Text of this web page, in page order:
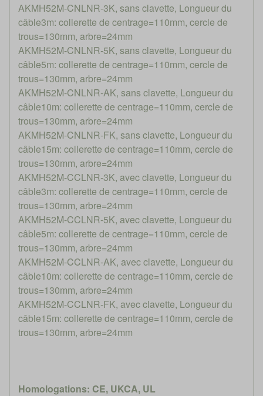
AKMH52M-CNLNR-3K, sans clavette, Longueur du
câble3m: collerette de centrage=110mm, cercle de
trous=130mm, arbre=24mm
AKMH52M-CNLNR-5K, sans clavette, Longueur du
câble5m: collerette de centrage=110mm, cercle de
trous=130mm, arbre=24mm
AKMH52M-CNLNR-AK, sans clavette, Longueur du
câble10m: collerette de centrage=110mm, cercle de
trous=130mm, arbre=24mm
AKMH52M-CNLNR-FK, sans clavette, Longueur du
câble15m: collerette de centrage=110mm, cercle de
trous=130mm, arbre=24mm
AKMH52M-CCLNR-3K, avec clavette, Longueur du
câble3m: collerette de centrage=110mm, cercle de
trous=130mm, arbre=24mm
AKMH52M-CCLNR-5K, avec clavette, Longueur du
câble5m: collerette de centrage=110mm, cercle de
trous=130mm, arbre=24mm
AKMH52M-CCLNR-AK, avec clavette, Longueur du
câble10m: collerette de centrage=110mm, cercle de
trous=130mm, arbre=24mm
AKMH52M-CCLNR-FK, avec clavette, Longueur du
câble15m: collerette de centrage=110mm, cercle de
trous=130mm, arbre=24mm
Homologations: CE, UKCA, UL